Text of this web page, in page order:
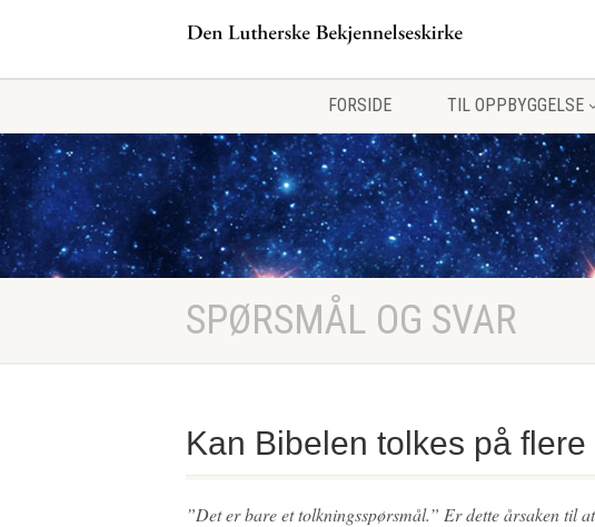
FORSIDE TIL OPPBYGGELSE
SPØRSMÅL OG SVAR
Kan Bibelen tolkes på flere
”Det er bare et tolkningsspørsmål.” Er dette årsaken til